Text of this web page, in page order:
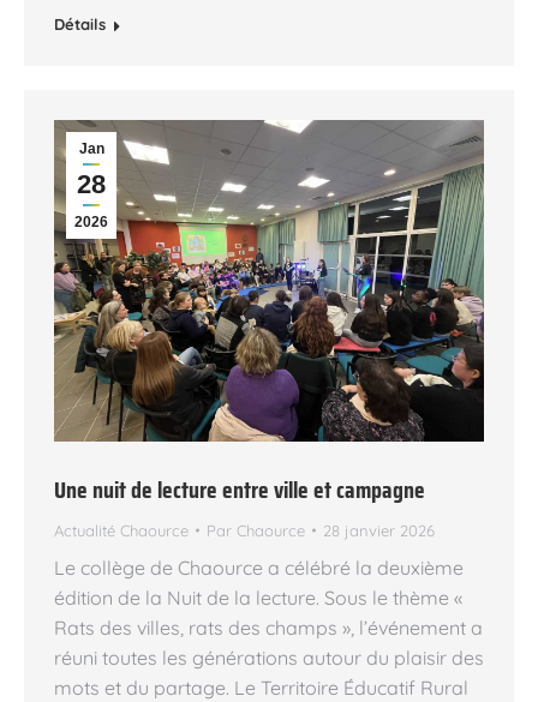
Détails
Jan
28
2026
Une nuit de lecture entre ville et campagne
Actualité Chaource Par Chaource 28 janvier 2026
Le collège de Chaource a célébré la deuxième
édition de la Nuit de la lecture. Sous le thème «
Rats des villes, rats des champs », l’événement a
réuni toutes les générations autour du plaisir des
mots et du partage. Le Territoire Éducatif Rural